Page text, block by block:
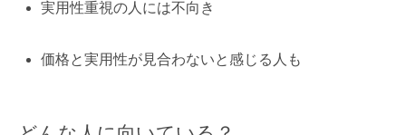
実用性重視の人には不向き
価格と実用性が見合わないと感じる人も